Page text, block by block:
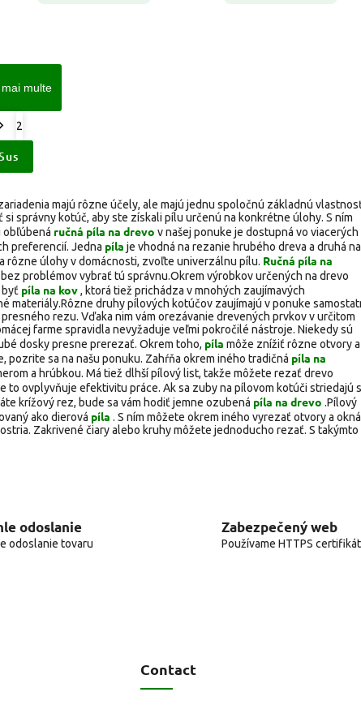
multe
2
majú rôzne účely, ale majú jednu spoločnú základnú
správny kotúč, aby ste získali pílu určenú na konkrétne úlohy. S ním
obľúbená ručná píla na drevo v našej ponuke je dostupná vo viacerých
preferencií. Jedna píla je vhodná na rezanie hrubého dreva a druhá na
rôzne úlohy v domácnosti, zvoľte univerzálnu pílu. Ručná píla na
problémov vybrať tú správnu.Okrem výrobkov určených na drevo
byť píla na kov, ktorá tiež prichádza v mnohých zaujímavých
materiály.Rôzne druhy pílových kotúčov zaujímajú v ponuke
rezu. Vďaka nim vám orezávanie drevených prvkov v určitom
farme spravidla nevyžaduje veľmi pokročilé nástroje. Niekedy sú
dosky presne prerezať. Okrem toho, píla môže znížiť rôzne otvory a
sa na našu ponuku. Zahŕňa okrem iného tradičná píla na
a hrúbkou. Má tiež dlhší pílový list, takže môžete rezať drevo
to ovplyvňuje efektivitu práce. Ak sa zuby na pílovom kotúči striedajú s
krížový rez, bude sa vám hodiť jemne ozubená píla na drevo .Pílový
ako dierová píla . S ním môžete okrem iného vyrezať otvory a
Zakrivené čiary alebo kruhy môžete jednoducho rezať. S takýmto
odoslanie
odoslanie tovaru
Zabezpečený web
Používame HTTPS certifikát
Contact